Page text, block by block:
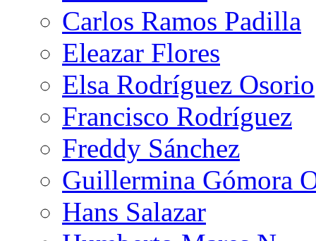
Carlos Ramos Padilla
Eleazar Flores
Elsa Rodríguez Osorio
Francisco Rodríguez
Freddy Sánchez
Guillermina Gómora
Hans Salazar